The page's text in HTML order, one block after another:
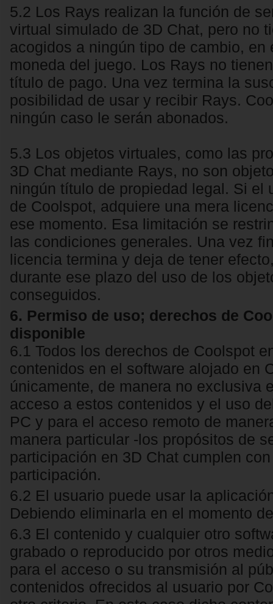
5.2 Los Rays realizan la función de
virtual simulado de 3D Chat, pero no
acogidos a ningún tipo de cambio,
moneda del juego. Los Rays no
título de pago. Una vez termina la
posibilidad de usar y recibir Rays.
ningún caso le serán abonados.
5.3 Los objetos virtuales, como las
3D Chat mediante Rays, no son
ningún título de propiedad legal. Si el
de Coolspot, adquiere una mera
ese momento. Esa limitación se
las condiciones generales. Una vez
licencia termina y deja de tener
durante ese plazo del uso de los
conseguidos.
6. Permiso de uso; derechos de
disponible
6.1 Todos los derechos de Coolspot
contenidos en el software alojado en
únicamente, de manera no exclusiva
acceso a estos contenidos y el uso
PC y para el acceso remoto de
manera particular -los propósitos de
participación en 3D Chat cumplen
participación.
6.2 El usuario puede usar la
Debiendo eliminarla en el momento
6.3 El contenido y cualquier otro
grabado o reproducido por otros
para el acceso o su transmisión al
contenidos ofrecidos al usuario por